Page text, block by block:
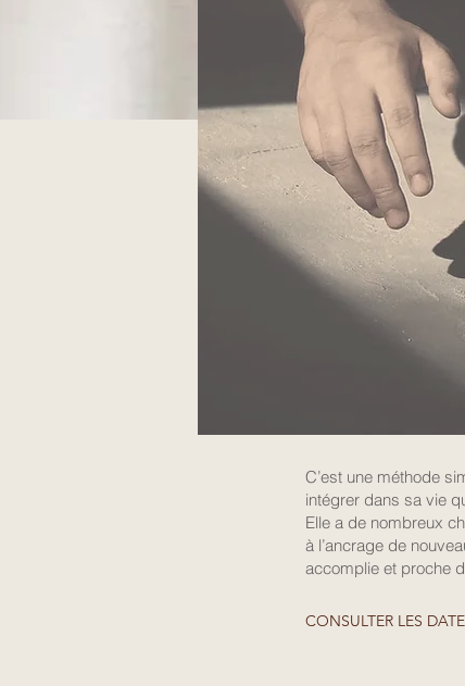
C’est une méthode
intégrer dans sa vie
Elle a de nombreux
à l’ancrage de
accomplie et proche
CONSULTER LES